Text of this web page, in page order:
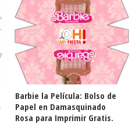
Barbie la Película: Bolso de
Papel en Damasquinado
Rosa para Imprimir Gratis.